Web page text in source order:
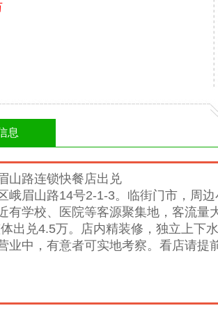
息
山路连锁快餐店出兑
峨眉山路14号2-1-3。临街门市，周
有学校、医院等客源聚集地，客流
出兑4.5万。店内精装修，独立上下
业中，有意者可实地考察。看店请提